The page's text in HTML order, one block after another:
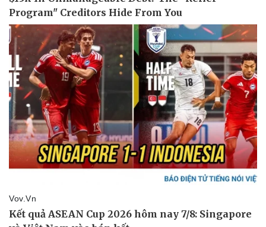
Pháp luật
Vụ án
Tin nóng
Quân sự - Quốc phòng
Vũ khí
Việt Nam
Phân tích